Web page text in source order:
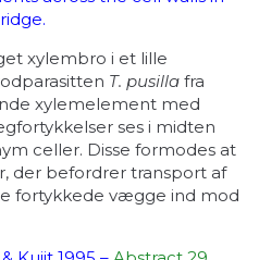
xylembro i et lille
T. pusilla fra
xylemelement med
ses i midten
celler. Disse formodes at
der befordrer transport af
fortykkede vægge ind mod